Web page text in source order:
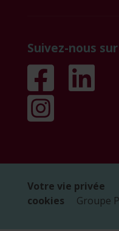
Suivez-nous sur
Votre vie privée
cookies
Groupe